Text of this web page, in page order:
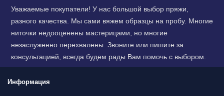
Уважаемые покупатели! У нас большой выбор пряжи,
разного качества. Мы сами вяжем образцы на пробу. Многие
ниточки недооценены мастерицами, но многие
незаслуженно перехвалены. Звоните или пишите за
консультацией, всегда будем рады Вам помочь с выбором.
Информация